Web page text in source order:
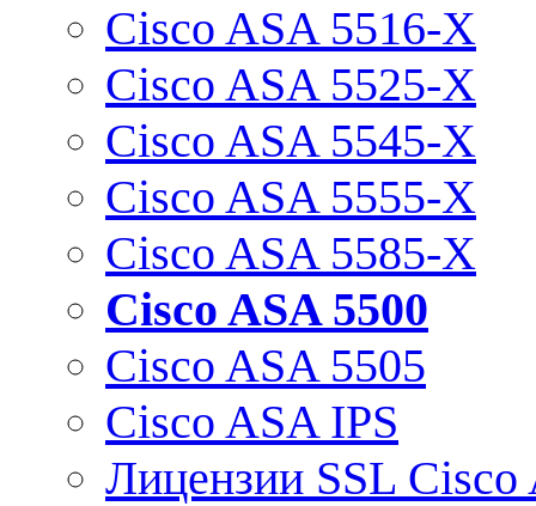
Cisco ASA 5516-X
Cisco ASA 5525-X
Cisco ASA 5545-X
Cisco ASA 5555-X
Cisco ASA 5585-X
Cisco ASA 5500
Cisco ASA 5505
Cisco ASA IPS
Лицензии SSL Cisco